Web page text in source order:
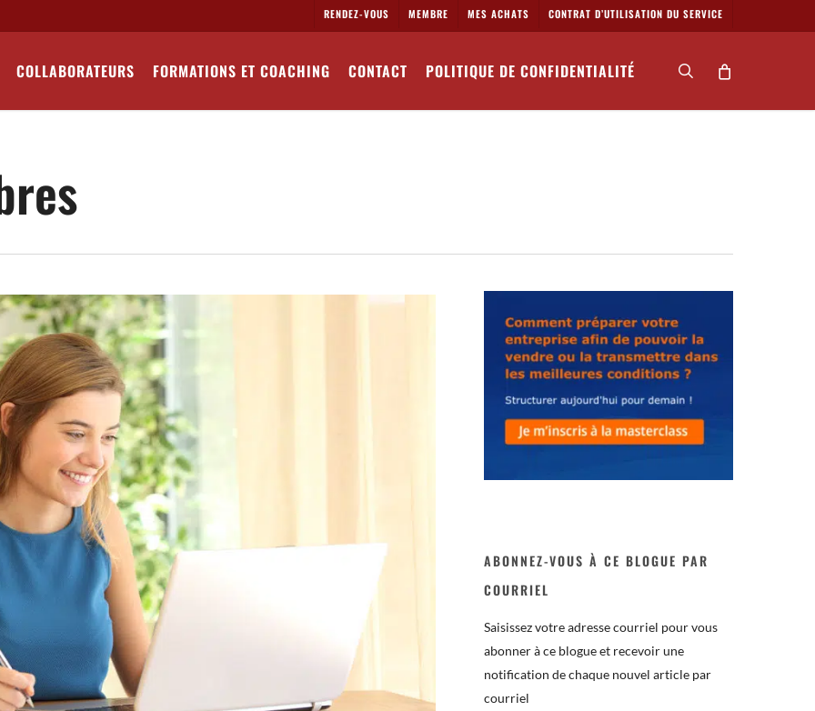
RENDEZ-VOUS MEMBRE MES ACHATS CONTRAT D’UTILISATION DU SERVICE
COLLABORATEURS FORMATIONS ET COACHING CONTACT POLITIQUE DE CONFIDENTIALITÉ search
ABONNEZ-VOUS À CE BLOGUE PAR
COURRIEL
Saisissez votre adresse courriel pour vous
abonner à ce blogue et recevoir une
notification de chaque nouvel article par
courriel